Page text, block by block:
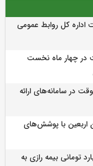
كل روابط عمومی
در چهار ماه نخست
در سامانه‌های ارائه
اربعین با پوشش‌های
خسارت ۵۰۰ میلیارد تومانی بیمه رازی به